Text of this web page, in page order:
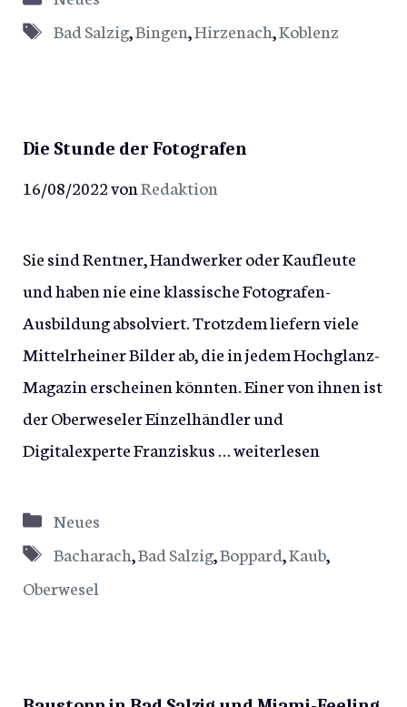
Schlagwörter
Bad Salzig,Bingen,Hirzenach,Koblenz
Die Stunde der Fotografen
16/08/2022vonRedaktion
Sie sind Rentner, Handwerker oder Kaufleute
und haben nie eine klassische Fotografen-
Ausbildung absolviert. Trotzdem liefern viele
Mittelrheiner Bilder ab, die in jedem Hochglanz-
Magazin erscheinen könnten. Einer von ihnen ist
der Oberweseler Einzelhändler und
Digitalexperte Franziskus …weiterlesen
Kategorien
Neues
Schlagwörter
Bacharach,Bad Salzig,Boppard,Kaub,
Oberwesel